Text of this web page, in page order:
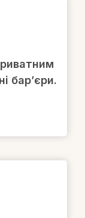
бар’єри.